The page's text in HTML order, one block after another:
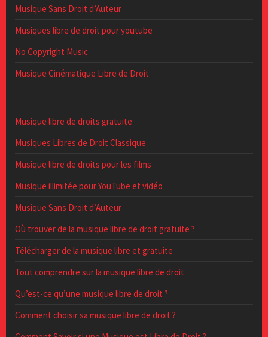
Musique Sans Droit d’Auteur
Musiques libre de droit pour youtube
No Copyright Music
Musique Cinématique Libre de Droit
Musique libre de droits gratuite
Musiques Libres de Droit Classique
Musique libre de droits pour les films
Musique illimitée pour YouTube et vidéo
Musique Sans Droit d’Auteur
Où trouver de la musique libre de droit gratuite ?
Télécharger de la musique libre et gratuite
Tout comprendre sur la musique libre de droit
Qu’est-ce qu’une musique libre de droit ?
Comment choisir sa musique libre de droit ?